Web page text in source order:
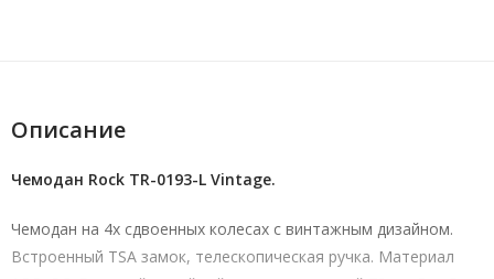
Описание
Чемодан Rock TR-0193-L Vintage.
Чемодан на 4х сдвоенных колесах с винтажным дизайном.
Встроенный TSA замок, телескопическая ручка. Материал